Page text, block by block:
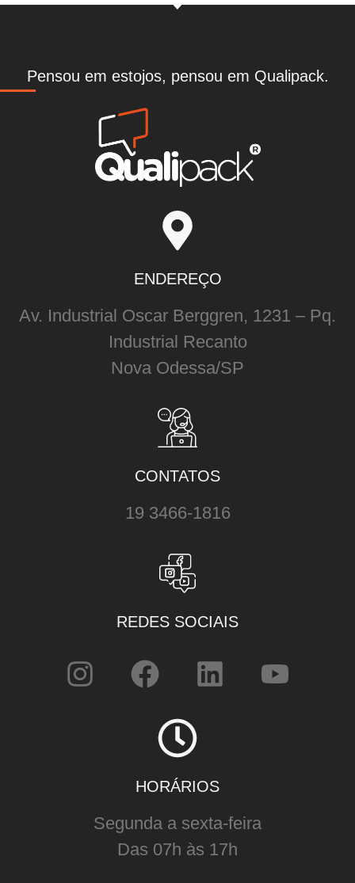
Pensou em estojos, pensou em Qualipack.
ENDEREÇO
Av. Industrial Oscar Berggren, 1231 – Pq.
Industrial Recanto
Nova Odessa/SP
CONTATOS
19 3466-1816
REDES SOCIAIS
HORÁRIOS
Segunda a sexta-feira
Das 07h às 17h